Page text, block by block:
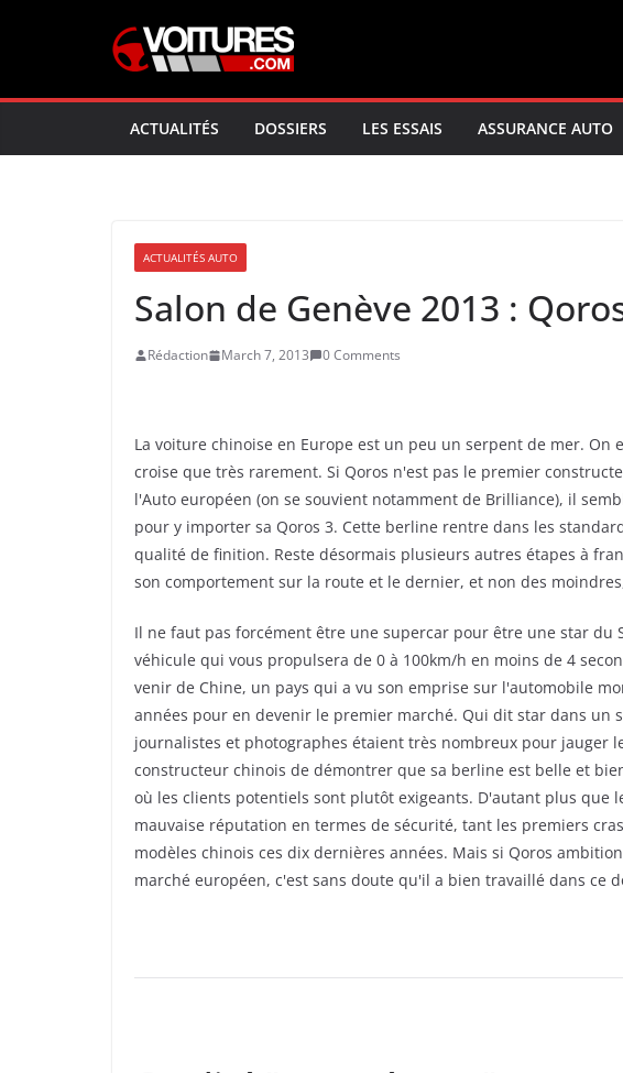
ACTUALITÉS DOSSIERS LES ESSAIS ASSURANCE AUTO
ACTUALITÉS AUTO
Salon de Genève 2013 :
Rédaction March 7, 2013 0 Comments
La voiture chinoise en Europe est un peu un serpent de mer. On
croise que très rarement. Si Qoros n'est pas le premier
l'Auto européen (on se souvient notamment de Brilliance), il
pour y importer sa Qoros 3. Cette berline rentre dans les
qualité de finition. Reste désormais plusieurs autres étapes à
son comportement sur la route et le dernier, et non des
Il ne faut pas forcément être une supercar pour être une star du
véhicule qui vous propulsera de 0 à 100km/h en moins de 4
venir de Chine, un pays qui a vu son emprise sur l'automobile
années pour en devenir le premier marché. Qui dit star dans un
journalistes et photographes étaient très nombreux pour jauger
constructeur chinois de démontrer que sa berline est belle et
où les clients potentiels sont plutôt exigeants. D'autant plus que
mauvaise réputation en termes de sécurité, tant les premiers
modèles chinois ces dix dernières années. Mais si Qoros
marché européen, c'est sans doute qu'il a bien travaillé dans ce